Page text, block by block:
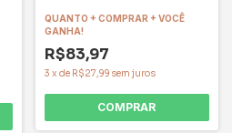
QUANTO + COMPRAR + VOCÊ
GANHA!
R$83,97
3 x de R$27,99 sem juros
COMPRAR